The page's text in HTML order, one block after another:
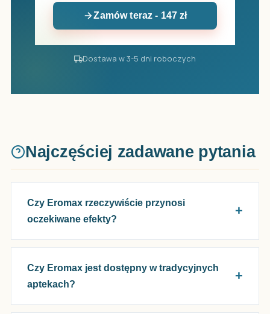
Zamów teraz - 147 zł
Dostawa w 3-5 dni roboczych
Najczęściej zadawane pytania
Czy Eromax rzeczywiście przynosi
oczekiwane efekty?
Czy Eromax jest dostępny w tradycyjnych
aptekach?